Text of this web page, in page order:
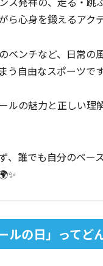
ら心身を鍛えるアク
ベンチなど、日常の
う自由なスポーツです
ルの魅力と正しい理
、誰でも自分のペー
ルの日」ってど